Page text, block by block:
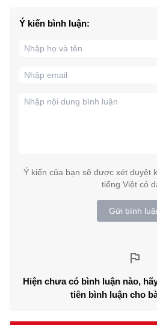
Ý kiến bình luận:
Ý kiến của bạn sẽ được xét duyệt
tiếng Việt có
Gửi bình
Hiện chưa có bình luận nào,
tiên bình luận cho